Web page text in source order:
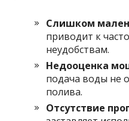
Слишком
приводит к
неудобствам.
Недооценка
подача воды не
полива.
Отсутствие